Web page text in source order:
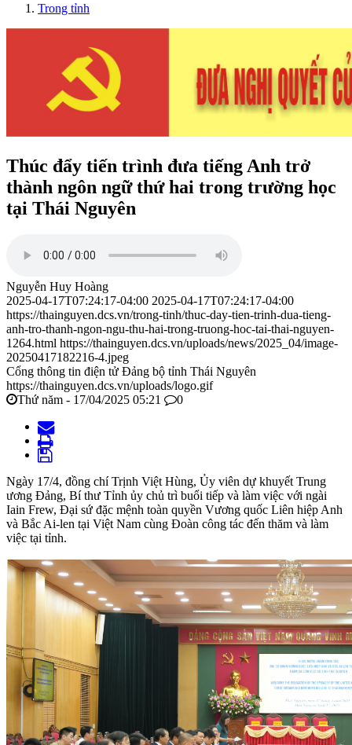
Trong tỉnh
Thúc đẩy tiến trình đưa tiếng Anh trở
thành ngôn ngữ thứ hai trong trường học
tại Thái Nguyên
Nguyễn Huy Hoàng
2025-04-17T07:24:17-04:00 2025-04-17T07:24:17-04:00
https://thainguyen.dcs.vn/trong-tinh/thuc-day-tien-trinh-dua-tieng-
anh-tro-thanh-ngon-ngu-thu-hai-trong-truong-hoc-tai-thai-nguyen-
1264.html https://thainguyen.dcs.vn/uploads/news/2025_04/image-
20250417182216-4.jpeg
Cổng thông tin điện tử Đảng bộ tỉnh Thái Nguyên
https://thainguyen.dcs.vn/uploads/logo.gif
Thứ năm - 17/04/2025 05:21
0
Ngày 17/4, đồng chí Trịnh Việt Hùng, Ủy viên dự khuyết Trung
ương Đảng, Bí thư Tỉnh ủy chủ trì buổi tiếp và làm việc với ngài
Iain Frew, Đại sứ đặc mệnh toàn quyền Vương quốc Liên hiệp Anh
và Bắc Ai-len tại Việt Nam cùng Đoàn công tác đến thăm và làm
việc tại tỉnh.